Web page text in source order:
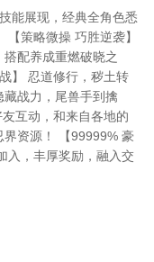
能展现，经典全角色悉
策略微操 巧胜逆袭】
配养成重燃破晓之
】 忍道修行，秽土转
战力，尾兽手到擒
互动，和来自各地的
资源！ 【99999% 豪
入，丰厚奖励，融入交